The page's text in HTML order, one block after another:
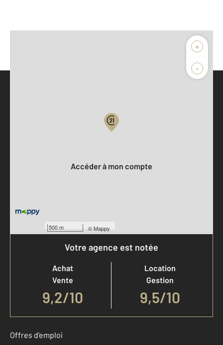
+
-
500 m ©Mappy
Accéder à mon compte
Votre agence est notée
Achat
Vente
9,2/10
Location
Gestion
9,5/10
Offres d'emploi